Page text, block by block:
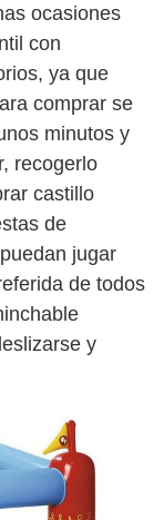
ocasiones
con
ya que
comprar se
minutos y
recogerlo
castillo
de
jugar
de todos
y